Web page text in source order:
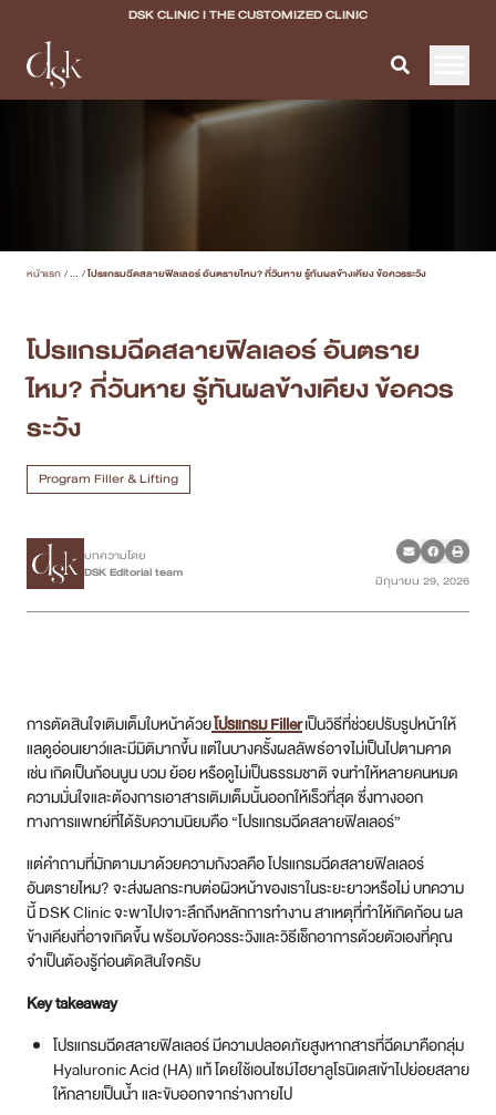
DSK CLINIC I THE CUSTOMIZED CLINIC
Program Filler & Lifting
Program Acne Scar
Program Skin Quality
Program Body Confidence
แพทย์ของเรา
เคสรีวิว
Case Review
บทความ
โปรโมชั่น
รายชื่อสาขา
สาขา Siam Paragon
สาขา Stadium One
สาขา MRT สุทธิสาร
สาขา เซ็นทรัลปิ่นเกล้า
หน้าแรก /... /โปรแกรมฉีดสลายฟิลเลอร์ อันตรายไหม? กี่วันหาย รู้ทันผลข้างเคียง ข้อควรระวัง
โปรแกรมฉีดสลายฟิลเลอร์ อันตราย
ไหม? กี่วันหาย รู้ทันผลข้างเคียง ข้อควร
ระวัง
Program Filler & Lifting
บทความโดย
DSK Editorial team
มิถุนายน 29, 2026
การตัดสินใจเติมเต็มใบหน้าด้วยโปรแกรม Fillerเป็นวิธีที่ช่วยปรับรูปหน้าให้
แลดูอ่อนเยาว์และมีมิติมากขึ้น แต่ในบางครั้งผลลัพธ์อาจไม่เป็นไปตามคาด
เช่น เกิดเป็นก้อนนูน บวม ย้อย หรือดูไม่เป็นธรรมชาติ จนทำให้หลายคนหมด
ความมั่นใจและต้องการเอาสารเติมเต็มนั้นออกให้เร็วที่สุด ซึ่งทางออก
ทางการแพทย์ที่ได้รับความนิยมคือ “โปรแกรมฉีดสลายฟิลเลอร์”
แต่คำถามที่มักตามมาด้วยความกังวลคือ โปรแกรมฉีดสลายฟิลเลอร์
อันตรายไหม? จะส่งผลกระทบต่อผิวหน้าของเราในระยะยาวหรือไม่ บทความ
นี้ DSK Clinic จะพาไปเจาะลึกถึงหลักการทำงาน สาเหตุที่ทำให้เกิดก้อน ผล
ข้างเคียงที่อาจเกิดขึ้น พร้อมข้อควรระวังและวิธีเช็กอาการด้วยตัวเองที่คุณ
จำเป็นต้องรู้ก่อนตัดสินใจครับ
Key takeaway
โปรแกรมฉีดสลายฟิลเลอร์ มีความปลอดภัยสูงหากสารที่ฉีดมาคือกลุ่ม
Hyaluronic Acid (HA) แท้ โดยใช้เอนไซม์ไฮยาลูโรนิเดสเข้าไปย่อยสลาย
ให้กลายเป็นน้ำ และขับออกจากร่างกายไป